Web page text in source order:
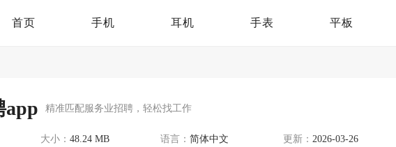
首页 手机 耳机 手表 平板
app 精准匹配服务业招聘，轻松找工作
大小： 48.24 MB 语言：简体中文 更新：2026-03-26